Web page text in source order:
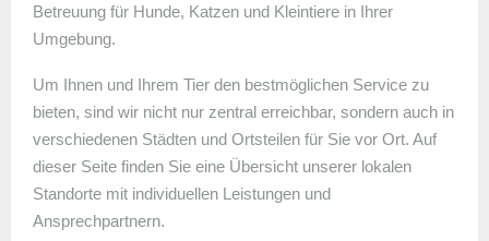
Betreuung für Hunde, Katzen und Kleintiere in Ihrer
Umgebung.
Um Ihnen und Ihrem Tier den bestmöglichen Service zu
bieten, sind wir nicht nur zentral erreichbar, sondern auch in
verschiedenen Städten und Ortsteilen für Sie vor Ort. Auf
dieser Seite finden Sie eine Übersicht unserer lokalen
Standorte mit individuellen Leistungen und
Ansprechpartnern.